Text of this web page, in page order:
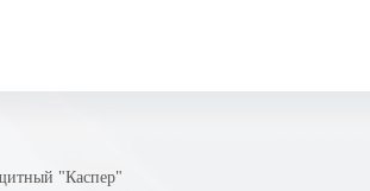
"Каспер"